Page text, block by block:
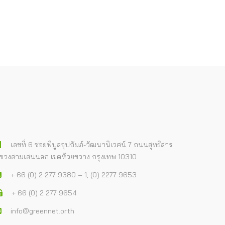
เลขที่ 6 ซอยพิบูลอุปถัมภ์-วัฒนานิเวศน์ 7 ถนนสุทธิสาร
วงสามเสนนอก เขตห้วยขวาง กรุงเทพ 10310
+ 66 (0) 2 277 9380 – 1, (0) 2277 9653
+ 66 (0) 2 277 9654
info@greennet.or.th